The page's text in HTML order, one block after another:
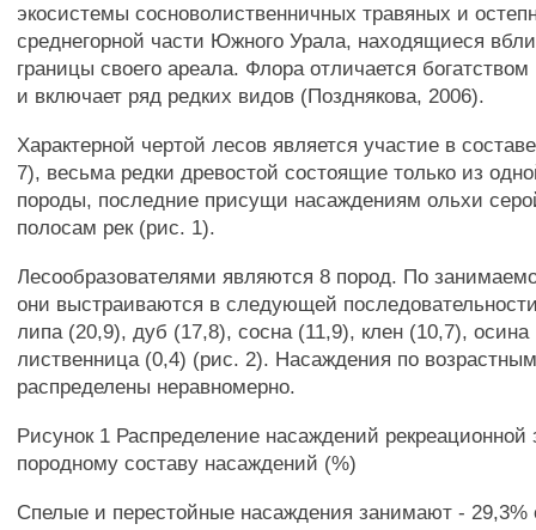
экосистемы сосноволиственничных травяных и
среднегорной части Южного Урала, находящиеся
границы своего ареала. Флора отличается богатством
и включает ряд редких видов (Позднякова, 2006).
Характерной чертой лесов является участие в
7), весьма редки древостой состоящие только из
породы, последние присущи насаждениям ольхи
полосам рек (рис. 1).
Лесообразователями являются 8 пород. По
они выстраиваются в следующей
липа (20,9), дуб (17,8), сосна (11,9), клен (10,7),
лиственница (0,4) (рис. 2). Насаждения по
распределены неравномерно.
Рисунок 1 Распределение насаждений рекреационной
породному составу насаждений (%)
Спелые и перестойные насаждения занимают -